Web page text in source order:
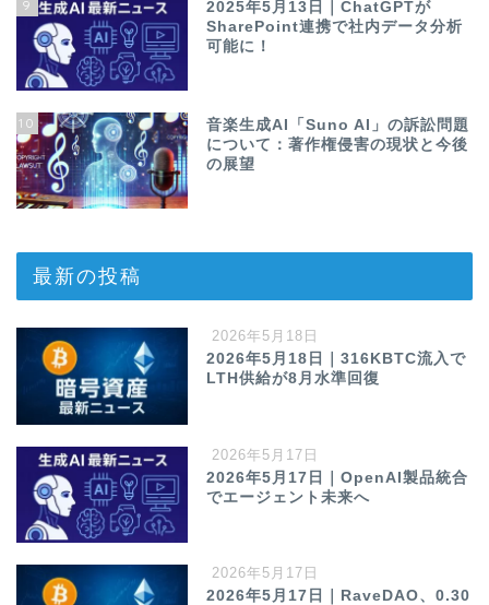
9
2025年5月13日｜ChatGPTが
SharePoint連携で社内データ分析
可能に！
10
音楽生成AI「Suno AI」の訴訟問題
について：著作権侵害の現状と今後
の展望
最新の投稿
2026年5月18日
2026年5月18日｜316KBTC流入で
LTH供給が8月水準回復
2026年5月17日
2026年5月17日｜OpenAI製品統合
でエージェント未来へ
2026年5月17日
2026年5月17日｜RaveDAO、0.30